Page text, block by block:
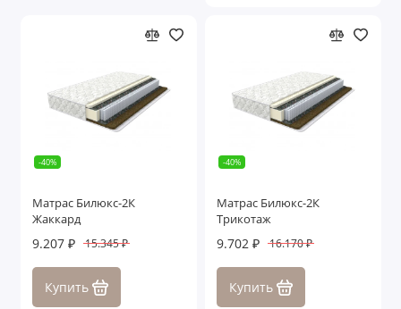
-40%
Матрас Билюкс-2К
Жаккард
9.207 ₽ 15.345 ₽
Купить
-40%
Матрас Билюкс-2К
Трикотаж
9.702 ₽ 16.170 ₽
Купить